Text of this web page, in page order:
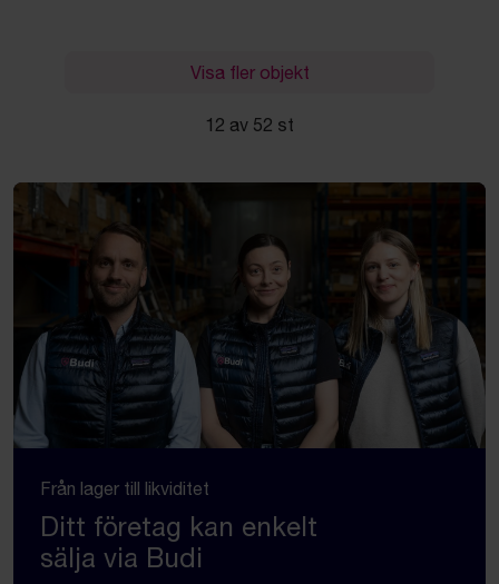
Visa fler objekt
12 av 52 st
Från lager till likviditet
Ditt företag kan enkelt
sälja via Budi